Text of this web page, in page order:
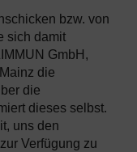
bzw. von
sich damit
GmbH,
die
die
dieses selbst.
uns den
Verfügung zu